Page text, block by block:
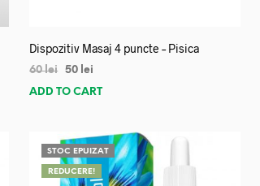
Dispozitiv Masaj 4 puncte – Pisica
60lei 50 lei
ADD TO CART
STOC EPUIZAT
REDUCERE!